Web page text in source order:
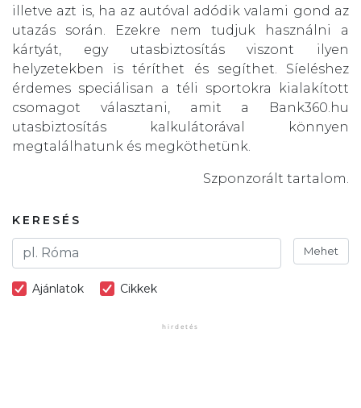
illetve azt is, ha az autóval adódik valami gond az
utazás során. Ezekre nem tudjuk használni a
kártyát, egy utasbiztosítás viszont ilyen
helyzetekben is téríthet és segíthet. Síeléshez
érdemes speciálisan a téli sportokra kialakított
csomagot választani, amit a Bank360.hu
utasbiztosítás kalkulátorával könnyen
megtalálhatunk és megköthetünk.
Szponzorált tartalom.
KERESÉS
Mehet
Ajánlatok Cikkek